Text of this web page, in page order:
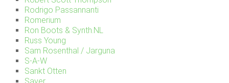
Rodrigo Passannanti
Romerium
Ron Boots & Synth.NL
Russ Young
Sam Rosenthal / Jarguna
S-A-W
Sankt Otten